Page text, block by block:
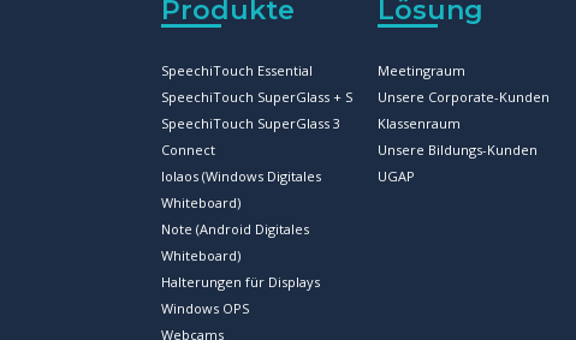
Produkte
SpeechiTouch Essential
SpeechiTouch SuperGlass + S
SpeechiTouch SuperGlass 3
Connect
Iolaos (Windows Digitales
Whiteboard)
Note (Android Digitales
Whiteboard)
Halterungen für Displays
Windows OPS
Webcams
Lösung
Meetingraum
Unsere Corporate-Kunden
Klassenraum
Unsere Bildungs-Kunden
UGAP